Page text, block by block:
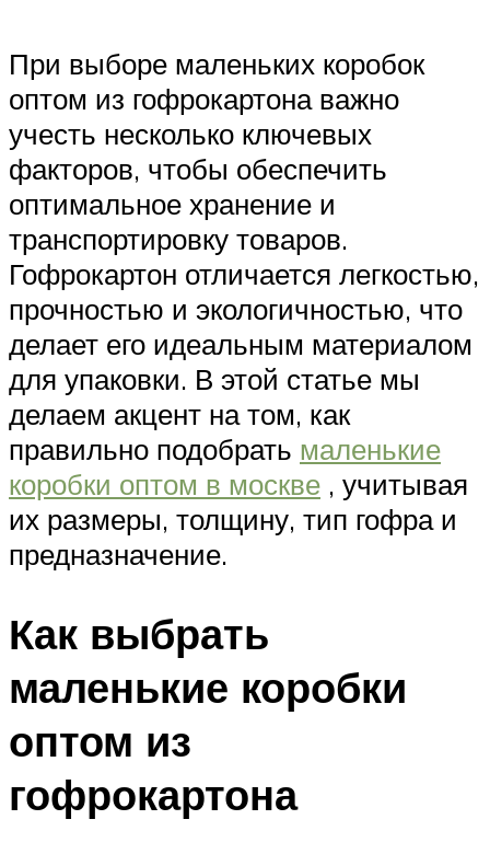
При выборе маленьких коробок
оптом из гофрокартона важно
учесть несколько ключевых
факторов, чтобы обеспечить
оптимальное хранение и
транспортировку товаров.
Гофрокартон отличается легкостью,
прочностью и экологичностью, что
делает его идеальным материалом
для упаковки. В этой статье мы
делаем акцент на том, как
правильно подобрать маленькие
коробки оптом в москве , учитывая
их размеры, толщину, тип гофра и
предназначение.
Как выбрать
маленькие коробки
оптом из
гофрокартона